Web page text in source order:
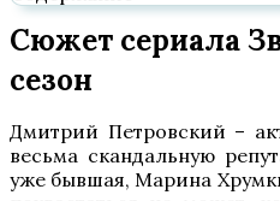
Сюжет сериала
сезон
Дмитрий Петровский –
весьма скандальную
уже бывшая, Марина